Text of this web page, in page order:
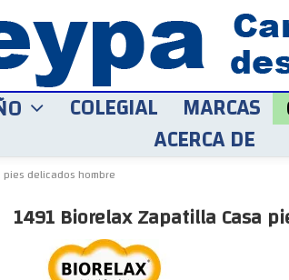
COLEGIAL MARCAS
ACERCA DE
delicados hombre
1491 Biorelax Zapatilla Casa